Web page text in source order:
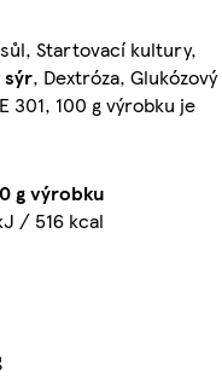
Startovací kultury,
sýr, Dextróza, Glukózový
301, 100 g výrobku je
g výrobku
/ 516 kcal